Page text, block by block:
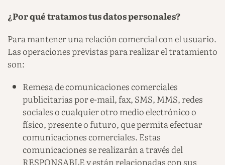
¿Por qué tratamos tus datos personales?
Para mantener una relación comercial con el usuario.
Las operaciones previstas para realizar el tratamiento
son:
Remesa de comunicaciones comerciales
publicitarias por e-mail, fax, SMS, MMS, redes
sociales o cualquier otro medio electrónico o
físico, presente o futuro, que permita efectuar
comunicaciones comerciales. Estas
comunicaciones se realizarán a través del
RESPONSABLE y están relacionadas con sus